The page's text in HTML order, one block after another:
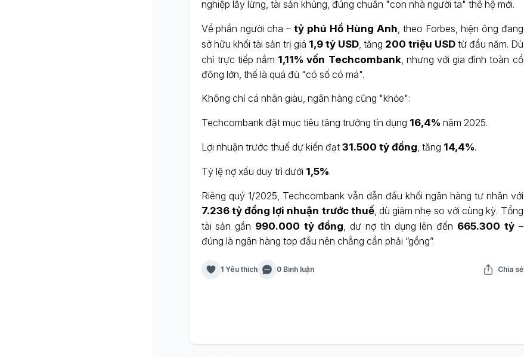
nghiệp lẫy lừng, tài sản khủng, đúng chuẩn "con nhà người ta" thế hệ mới.
Về phần người cha –tỷ phú Hồ Hùng Anh, theo Forbes, hiện ông đang
sở hữu khối tài sản trị giá 1,9 tỷ USD, tăng 200 triệu USDtừ đầu năm. Dù
chỉ trực tiếp nắm 1,11% vốn Techcombank, nhưng với gia đình toàn cổ
đông lớn, thế là quá đủ "có số có má".
Không chỉ cá nhân giàu, ngân hàng cũng "khỏe":
Techcombank đặt mục tiêu tăng trưởng tín dụng 16,4% năm 2025.
Lợi nhuận trước thuế dự kiến đạt 31.500 tỷ đồng, tăng 14,4%.
Tỷ lệ nợ xấu duy trì dưới 1,5%.
Riêng quý 1/2025, Techcombank vẫn dẫn đầu khối ngân hàng tư nhân với
7.236 tỷ đồng lợi nhuận trước thuế, dù giảm nhẹ so với cùng kỳ. Tổng
tài sản gần 990.000 tỷ đồng, dư nợ tín dụng lên đến 665.300 tỷ–
đúng là ngân hàng top đầu nên chẳng cần phải “gồng”.
1 Yêu thích 0 Bình luận Chia sẻ